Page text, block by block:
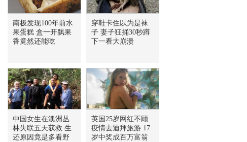
南极发现100年前水
果蛋糕 盒一开飘果
香竟然还能吃
穿鞋卡住以为是袜
子 妻子狂捅30秒蹲
下一看大崩溃
中国女生在澳洲丛
林失联五天获救 生
还原因竟是多看野
英国25岁网红不顾
疫情去迪拜旅游 17
岁中奖成百万富翁